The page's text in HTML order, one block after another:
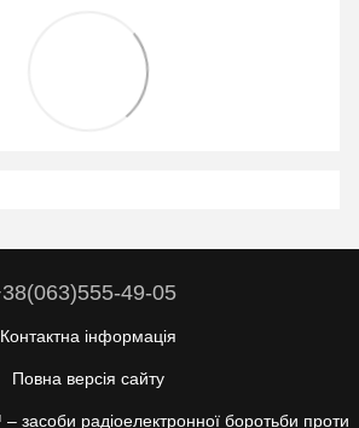
49-05
Контактна інформація
Повна версія сайту
– засоби радіоелектронної боротьби проти